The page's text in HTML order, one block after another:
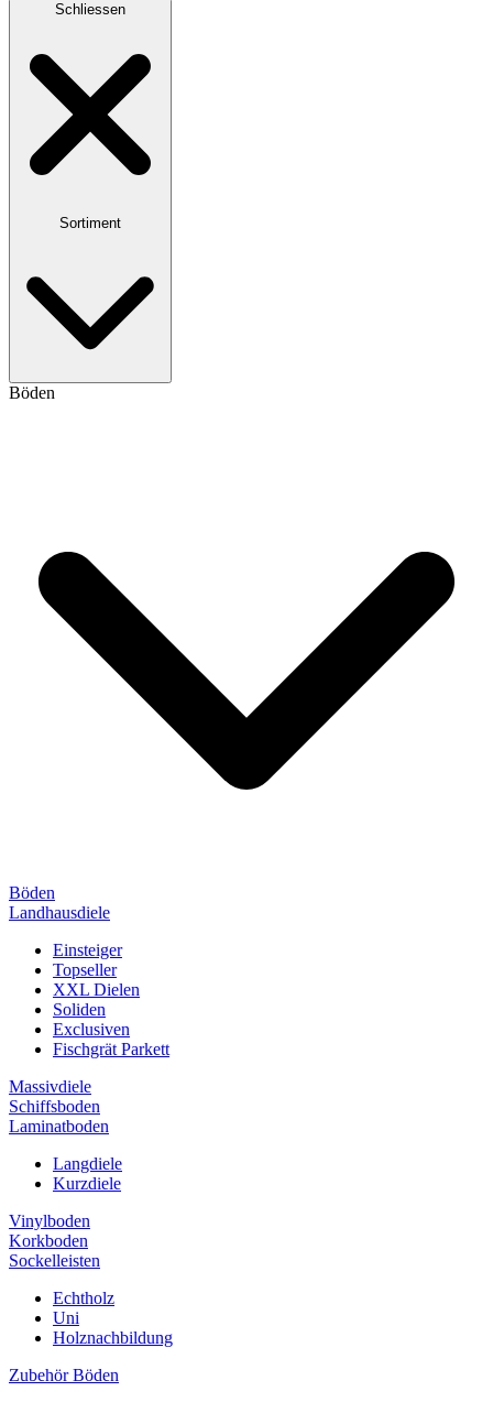
Schliessen
Sortiment
Böden
Böden
Landhausdiele
Einsteiger
Topseller
XXL Dielen
Soliden
Exclusiven
Fischgrät Parkett
Massivdiele
Schiffsboden
Laminatboden
Langdiele
Kurzdiele
Vinylboden
Korkboden
Sockelleisten
Echtholz
Uni
Holznachbildung
Zubehör Böden